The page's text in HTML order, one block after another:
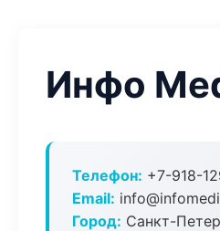
Инфо
Телефон: +7-918-
Email:
Город: Санкт-